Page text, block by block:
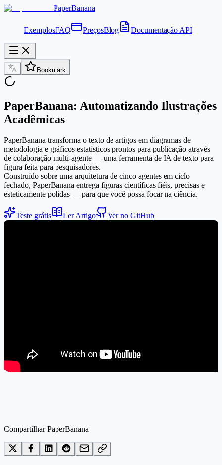
PaperBanana
ExemplosFAQ PreçosBlog Documentação API
Bookmark
PaperBanana: Automatizando Ilustrações
Acadêmicas
PaperBanana transforma o texto de artigos em diagramas de
metodologia e gráficos estatísticos prontos para publicação através
de colaboração multi-agente — uma ferramenta de IA de texto para
figura feita para pesquisadores.
Construído sobre uma arquitetura de cinco agentes em ciclo
fechado, PaperBanana entrega figuras científicas fiéis, precisas e
esteticamente polidas — para que você possa focar na ciência.
Teste grátis Ler Artigo Ver no GitHub
Compartilhar PaperBanana